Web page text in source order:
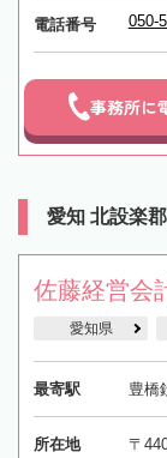
電話番号 050-
事務所に
愛知 北設楽
佐藤経営会
愛知県
最寄駅 豊橋
所在地 〒